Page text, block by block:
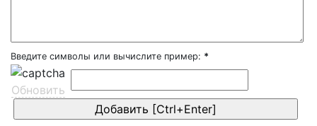
Введите символы или вычислите пример: *
Обновить